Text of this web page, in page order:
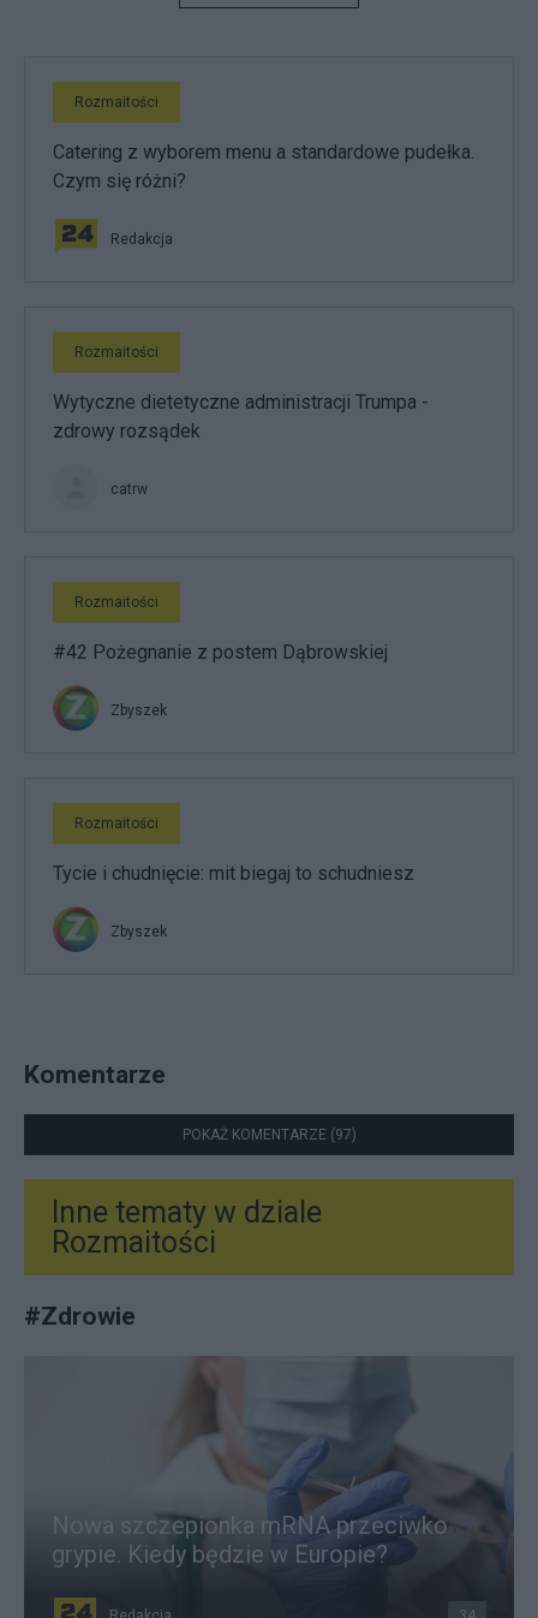
Rozmaitości
Catering z wyborem menu a standardowe pudełka.
Czym się różni?
Redakcja
Rozmaitości
Wytyczne dietetyczne administracji Trumpa -
zdrowy rozsądek
catrw
Rozmaitości
#42 Pożegnanie z postem Dąbrowskiej
Zbyszek
Rozmaitości
Tycie i chudnięcie: mit biegaj to schudniesz
Zbyszek
Komentarze
POKAŻ KOMENTARZE (97)
Inne tematy w dziale
Rozmaitości
#Zdrowie
Nowa szczepionka mRNA przeciwko
grypie. Kiedy będzie w Europie?